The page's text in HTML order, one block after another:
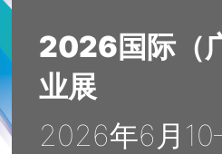
2026国际（
业展
2026年6月